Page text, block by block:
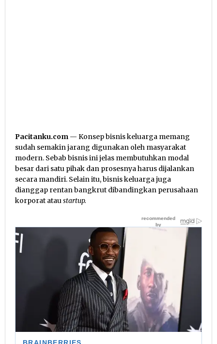
Pacitanku.com — Konsep bisnis keluarga memang
sudah semakin jarang digunakan oleh masyarakat
modern. Sebab bisnis ini jelas membutuhkan modal
besar dari satu pihak dan prosesnya harus dijalankan
secara mandiri. Selain itu, bisnis keluarga juga
dianggap rentan bangkrut dibandingkan perusahaan
korporat ataustartup.